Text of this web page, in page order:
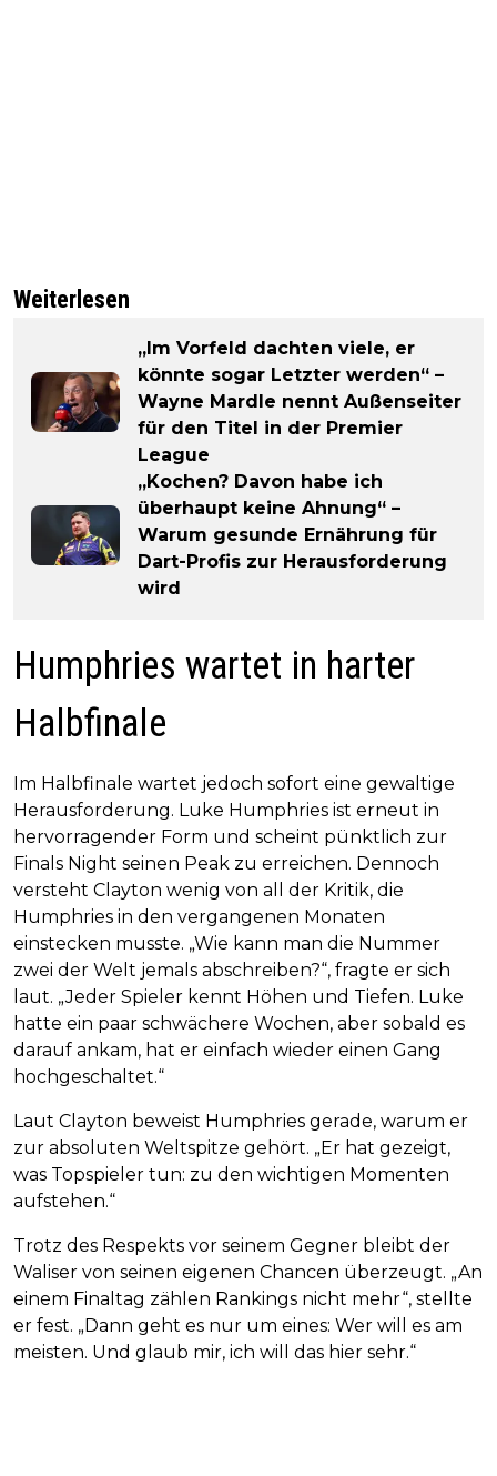
Weiterlesen
„Im Vorfeld dachten viele, er
könnte sogar Letzter werden“ –
Wayne Mardle nennt Außenseiter
für den Titel in der Premier
League
„Kochen? Davon habe ich
überhaupt keine Ahnung“ –
Warum gesunde Ernährung für
Dart-Profis zur Herausforderung
wird
Humphries wartet in harter
Halbfinale
Im Halbfinale wartet jedoch sofort eine gewaltige
Herausforderung. Luke Humphries ist erneut in
hervorragender Form und scheint pünktlich zur
Finals Night seinen Peak zu erreichen. Dennoch
versteht Clayton wenig von all der Kritik, die
Humphries in den vergangenen Monaten
einstecken musste. „Wie kann man die Nummer
zwei der Welt jemals abschreiben?“, fragte er sich
laut. „Jeder Spieler kennt Höhen und Tiefen. Luke
hatte ein paar schwächere Wochen, aber sobald es
darauf ankam, hat er einfach wieder einen Gang
hochgeschaltet.“
Laut Clayton beweist Humphries gerade, warum er
zur absoluten Weltspitze gehört. „Er hat gezeigt,
was Topspieler tun: zu den wichtigen Momenten
aufstehen.“
Trotz des Respekts vor seinem Gegner bleibt der
Waliser von seinen eigenen Chancen überzeugt. „An
einem Finaltag zählen Rankings nicht mehr“, stellte
er fest. „Dann geht es nur um eines: Wer will es am
meisten. Und glaub mir, ich will das hier sehr.“